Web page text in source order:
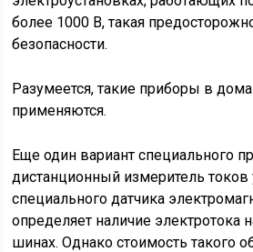
более 1000 В, такая
безопасности.
Разумеется, такие приборы в
применяются.
Еще один вариант специального
дистанционный измеритель
специального датчика
определяет наличие электротока
шинах. Однако стоимость такого